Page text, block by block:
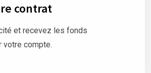
contrat
et recevez les fonds
votre compte.